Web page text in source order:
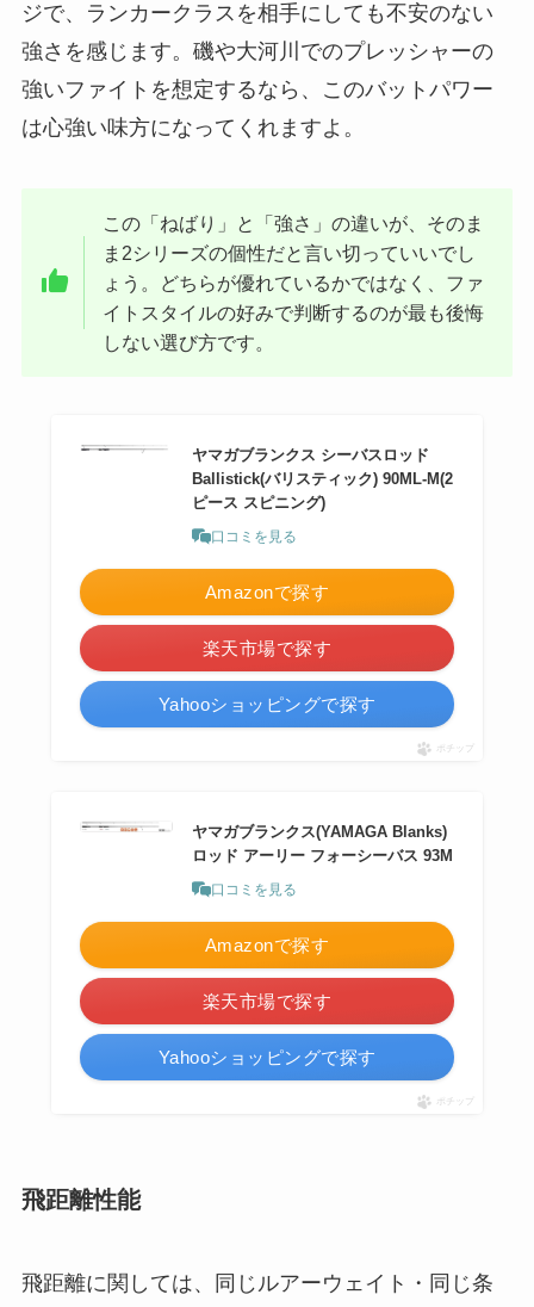
ジで、ランカークラスを相手にしても不安のない
強さを感じます。磯や大河川でのプレッシャーの
強いファイトを想定するなら、このバットパワー
は心強い味方になってくれますよ。
この「ねばり」と「強さ」の違いが、そのま
ま2シリーズの個性だと言い切っていいでし
ょう。どちらが優れているかではなく、ファ
イトスタイルの好みで判断するのが最も後悔
しない選び方です。
ヤマガブランクス シーバスロッド
Ballistick(バリスティック) 90ML-M(2
ピース スピニング)
口コミを見る
Amazonで探す
楽天市場で探す
Yahooショッピングで探す
ポチップ
ヤマガブランクス(YAMAGA Blanks)
ロッド アーリー フォーシーバス 93M
口コミを見る
Amazonで探す
楽天市場で探す
Yahooショッピングで探す
ポチップ
飛距離性能
飛距離に関しては、同じルアーウェイト・同じ条